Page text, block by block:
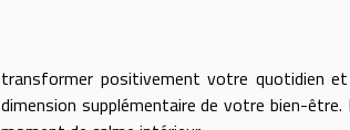
transformer positivement votre quotidien
dimension supplémentaire de votre bien-